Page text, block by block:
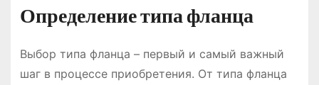
Определение типа фланца
Выбор типа фланца – первый и самый важный
шаг в процессе приобретения. От типа фланца